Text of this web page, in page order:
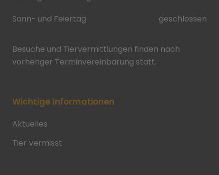
Sonn- und Feiertag
geschlossen
Besuche und Tiervermittlungen finden nach
vorheriger Terminvereinbarung statt.
Wichtige Informationen
Aktuelles
Tier vermisst